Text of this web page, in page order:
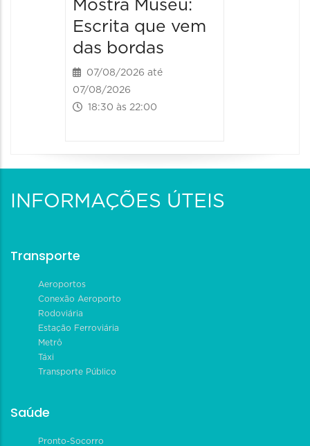
Mostra Museu:
Escrita que vem
das bordas
07/08/2026 até
07/08/2026
18:30 às 22:00
INFORMAÇÕES ÚTEIS
Transporte
Aeroportos
Conexão Aeroporto
Rodoviária
Estação Ferroviária
Metrô
Táxi
Transporte Público
Saúde
Pronto-Socorro